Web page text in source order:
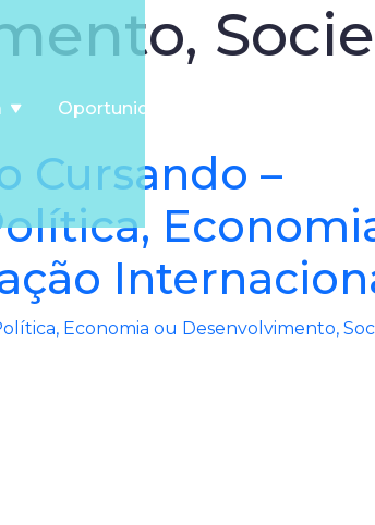
Oportunidades
Cursando –
Economia ou Desenvolvimento,